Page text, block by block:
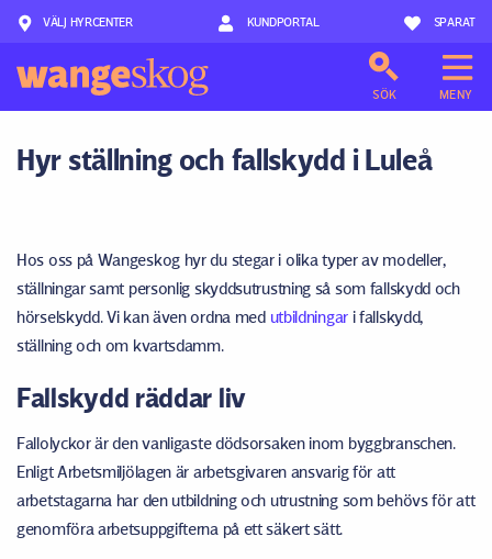
Hoppa till innehåll
VÄLJ HYRCENTER KUNDPORTAL SPARAT
SÖK MENY
Hyr ställning och fallskydd i Luleå
Hos oss på Wangeskog hyr du stegar i olika typer av modeller,
ställningar samt personlig skyddsutrustning så som fallskydd och
hörselskydd. Vi kan även ordna med utbildningari fallskydd,
ställning och om kvartsdamm.
Fallskydd räddar liv
Fallolyckor är den vanligaste dödsorsaken inom byggbranschen.
Enligt Arbetsmiljölagen är arbetsgivaren ansvarig för att
arbetstagarna har den utbildning och utrustning som behövs för att
genomföra arbetsuppgifterna på ett säkert sätt.